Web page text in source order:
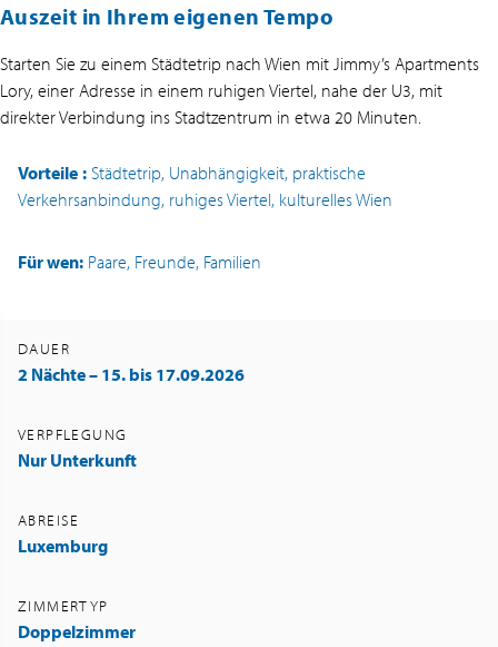
Auszeit in Ihrem eigenen Tempo
Starten Sie zu einem Städtetrip nach Wien mit Jimmy’s Apartments
Lory, einer Adresse in einem ruhigen Viertel, nahe der U3, mit
direkter Verbindung ins Stadtzentrum in etwa 20 Minuten.
Vorteile : Städtetrip, Unabhängigkeit, praktische
Verkehrsanbindung, ruhiges Viertel, kulturelles Wien
Für wen: Paare, Freunde, Familien
DAUER
2 Nächte – 15. bis 17.09.2026
VERPFLEGUNG
Nur Unterkunft
ABREISE
Luxemburg
ZIMMERTYP
Doppelzimmer